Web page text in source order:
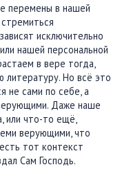
перемены в нашей
исключительно
нашей персональной
в вере тогда,
литературу. Но всё это
не сами по себе, а
Даже наше
или что-то ещё,
верующими, что
тот контекст
Сам Господь.